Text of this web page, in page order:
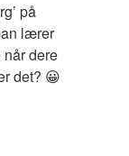
på
lærer
når dere
det? 😀